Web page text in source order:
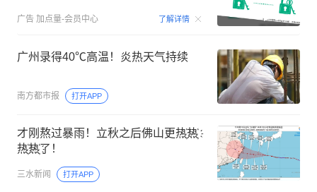
广告 加点量-会员中心 了解详情 00:15
广州录得40℃高温！炎热天气持续
南方都市报 打开APP
才刚熬过暴雨！立秋之后佛山更热҉热҉
热҉热҉了！
三水新闻 打开APP